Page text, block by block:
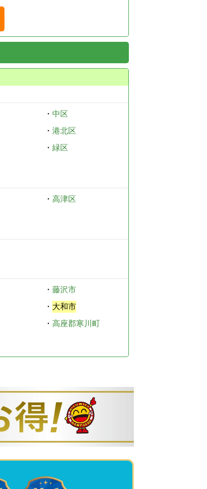
・ 中区
・ 港北区
・ 緑区
・ 高津区
・ 藤沢市
・ 大和市
・ 高座郡寒川町